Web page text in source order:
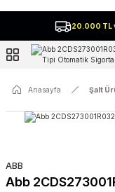
20.000 TL
Anasayfa Şalt
ABB
Abb